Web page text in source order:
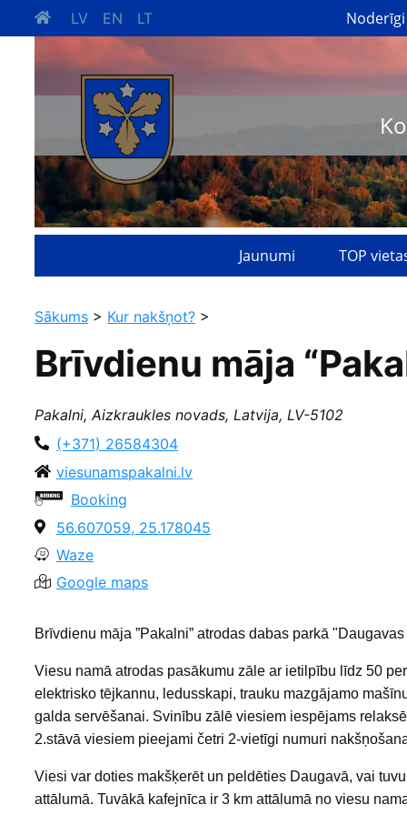
LV EN LT Noderīgi
Jaunumi TOP
Sākums > Kur nakšņot? >
Brīvdienu māja
Pakalni, Aizkraukles novads, Latvija, LV-5102
(+371) 26584304
viesunamspakalni.lv
Booking
56.607059, 25.178045
Waze
Google maps
Brīvdienu māja ”Pakalni” atrodas dabas parkā
Viesu namā atrodas pasākumu zāle ar ietilpību līdz 50
elektrisko tējkannu, ledusskapi, trauku mazgājamo
galda servēšanai. Svinību zālē viesiem iespējams
2.stāvā viesiem pieejami četri 2-vietīgi numuri
Viesi var doties makšķerēt un peldēties Daugavā, vai
attālumā. Tuvākā kafejnīca ir 3 km attālumā no viesu